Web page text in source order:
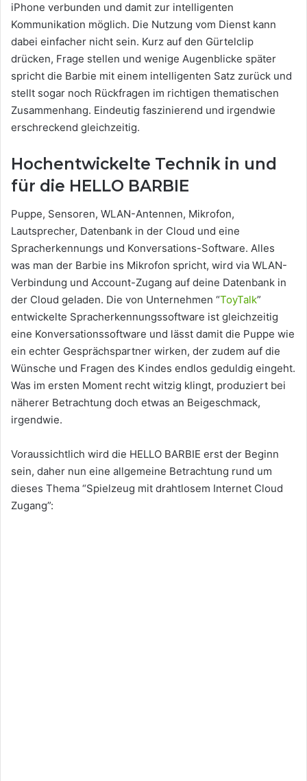
iPhone verbunden und damit zur intelligenten
Kommunikation möglich. Die Nutzung vom Dienst kann
dabei einfacher nicht sein. Kurz auf den Gürtelclip
drücken, Frage stellen und wenige Augenblicke später
spricht die Barbie mit einem intelligenten Satz zurück und
stellt sogar noch Rückfragen im richtigen thematischen
Zusammenhang. Eindeutig faszinierend und irgendwie
erschreckend gleichzeitig.
Hochentwickelte Technik in und
für die HELLO BARBIE
Puppe, Sensoren, WLAN-Antennen, Mikrofon,
Lautsprecher, Datenbank in der Cloud und eine
Spracherkennungs und Konversations-Software. Alles
was man der Barbie ins Mikrofon spricht, wird via WLAN-
Verbindung und Account-Zugang auf deine Datenbank in
der Cloud geladen. Die von Unternehmen “ToyTalk”
entwickelte Spracherkennungssoftware ist gleichzeitig
eine Konversationssoftware und lässt damit die Puppe wie
ein echter Gesprächspartner wirken, der zudem auf die
Wünsche und Fragen des Kindes endlos geduldig eingeht.
Was im ersten Moment recht witzig klingt, produziert bei
näherer Betrachtung doch etwas an Beigeschmack,
irgendwie.
Voraussichtlich wird die HELLO BARBIE erst der Beginn
sein, daher nun eine allgemeine Betrachtung rund um
dieses Thema “Spielzeug mit drahtlosem Internet Cloud
Zugang”: